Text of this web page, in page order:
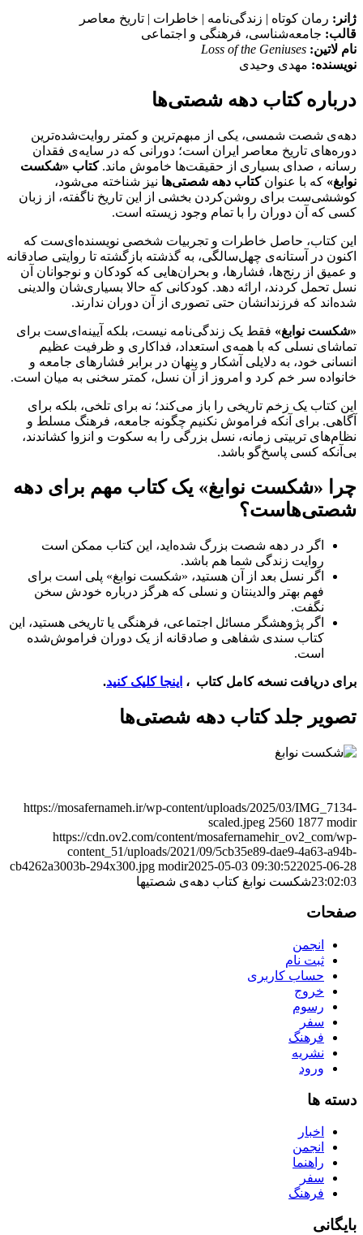
ژانر: رمان کوتاه | زندگی‌نامه | خاطرات | تاریخ معاصر
قالب: جامعه‌شناسی، فرهنگی و اجتماعی
نام لاتین: Loss of the Geniuses
نویسنده: مهدی وحیدی
درباره کتاب دهه شصتی‌ها
دهه‌ی شصت شمسی، یکی از مبهم‌ترین و کمتر روایت‌شده‌ترین
دوره‌های تاریخ معاصر ایران است؛ دورانی که در سایه‌ی فقدان
رسانه ، صدای بسیاری از حقیقت‌ها خاموش ماند.کتاب «شکست
نوابغ» که با عنوانکتاب دهه شصتی‌ها نیز شناخته می‌شود،
کوششی‌ست برای روشن‌کردن بخشی از این تاریخ ناگفته، از زبان
کسی که آن دوران را با تمام وجود زیسته است.
این کتاب، حاصل خاطرات و تجربیات شخصی نویسنده‌ای‌ست که
اکنون در آستانه‌ی چهل‌سالگی، به گذشته بازگشته تا روایتی صادقانه
و عمیق از رنج‌ها، فشارها، و بحران‌هایی که کودکان و نوجوانان آن
نسل تحمل کردند، ارائه دهد. کودکانی که حالا بسیاری‌شان والدینی
شده‌اند که فرزندانشان حتی تصوری از آن دوران ندارند.
«شکست نوابغ» فقط یک زندگی‌نامه نیست، بلکه آیینه‌ای‌ست برای
تماشای نسلی که با همه‌ی استعداد، فداکاری و ظرفیت عظیم
انسانی خود، به دلایلی آشکار و پنهان در برابر فشارهای جامعه و
خانواده سر خم کرد و امروز از آن نسل، کمتر سخنی به میان است.
این کتاب یک زخم تاریخی را باز می‌کند؛ نه برای تلخی، بلکه برای
آگاهی. برای آنکه فراموش نکنیم چگونه جامعه، فرهنگ مسلط و
نظام‌های تربیتی زمانه، نسل بزرگی را به سکوت و انزوا کشاندند،
بی‌آنکه کسی پاسخ‌گو باشد.
چرا «شکست نوابغ» یک کتاب مهم برای دهه
شصتی‌هاست؟
اگر در دهه شصت بزرگ شده‌اید، این کتاب ممکن است
روایت زندگی شما هم باشد.
اگر نسل بعد از آن هستید، «شکست نوابغ» پلی است برای
فهم بهتر والدینتان و نسلی که هرگز درباره خودش سخن
نگفت.
اگر پژوهشگر مسائل اجتماعی، فرهنگی یا تاریخی هستید، این
کتاب سندی شفاهی و صادقانه از یک دوران فراموش‌شده
است.
برای دریافت نسخه کامل کتاب ، اینجا کلیک کنید.
تصویر جلد کتاب دهه شصتی‌ها
https://mosafernameh.ir/wp-content/uploads/2025/03/IMG_7134-
scaled.jpeg 2560 1877 modir
https://cdn.ov2.com/content/mosafernamehir_ov2_com/wp-
content_51/uploads/2021/09/5cb35e89-dae9-4a63-a94b-
cb4262a3003b-294x300.jpg modir2025-05-03 09:30:522025-06-28
23:02:03شکست نوابغ کتاب دهه‌ی شصتیها
صفحات
انجمن
ثبت نام
حساب کاربری
خروج
رسوم
سفر
فرهنگ
نشریه
ورود
دسته ها
اخبار
انجمن
راهنما
سفر
فرهنگ
بایگانی